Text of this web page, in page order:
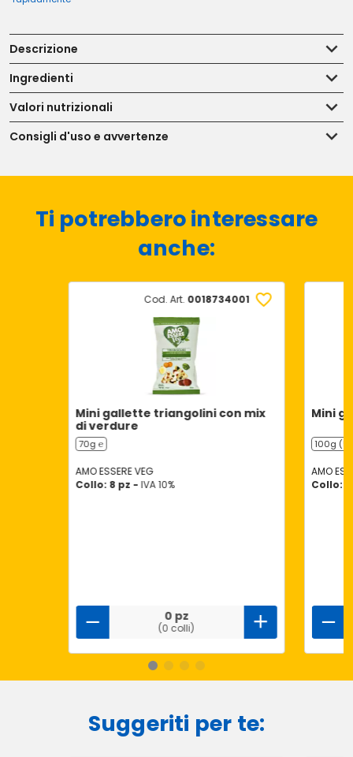
Descrizione
Ingredienti
Valori nutrizionali
Consigli d'uso e avvertenze
Ti potrebbero interessare
anche:
Cod. Art. 0018734001
Mini gallette triangolini con mix
di verdure
70g ℮
AMO ESSERE VEG
Collo: 8 pz - IVA 10%
0 pz
(0 colli)
Mini
100g (5
AMO
Collo:
Suggeriti per te: